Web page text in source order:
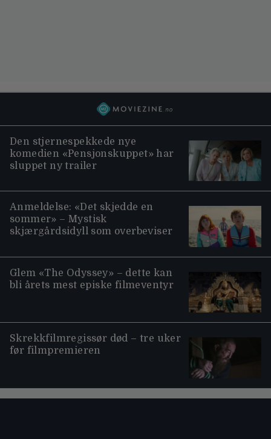
Den stjernespekkede nye
komedien «Pensjonskuppet» har
sluppet ny trailer
Anmeldelse: «Det skjedde en
sommer» – Mystisk
skjærgårdsidyll som overbeviser
Glem «The Odyssey» – dette kan
bli årets mest episke filmeventyr
Skrekkfilmregissør død – tre uker
før filmpremieren